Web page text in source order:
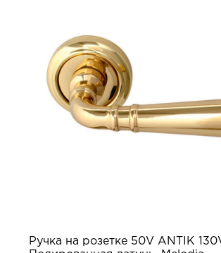
Ручка на розетке 50V ANTIK